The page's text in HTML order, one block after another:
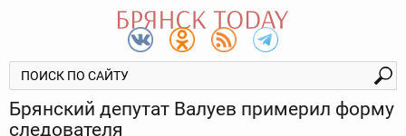
Брянский депутат Валуев примерил форму
следователя